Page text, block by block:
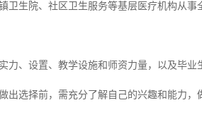
生院、社区卫生服务等基层医疗机构从事
、设置、教学设施和师资力量，以及毕业
选择前，需充分了解自己的兴趣和能力，